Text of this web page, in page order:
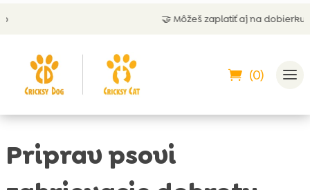
🤝 Môžeš zaplatiť aj na dobierku
(0)
Priprav psovi